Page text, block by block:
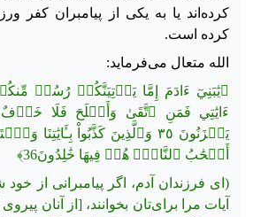
کرده‌اند یا به یکی از پیامبران کفر
کرده است.
الله متعال می‌فرماید:
﴿يَٰبَنِيٓ ءَادَمَ إِمَّا يَأۡتِيَنَّكُمۡ رُسُلٞ
ءَايَٰتِي فَمَنِ ٱتَّقَىٰ وَأَصۡلَحَ فَلَا
يَحۡزَنُونَ ٣٥ وَٱلَّذِينَ كَذَّبُواْ
أَصۡحَٰبُ ٱلنَّارِۖ هُمۡ فِيهَا خَٰلِدُونَ36﴾
(ای فرزندان آدم، اگر پیامبرانی از خود
آیات مرا برای‌تان بخوانند، [از آنان